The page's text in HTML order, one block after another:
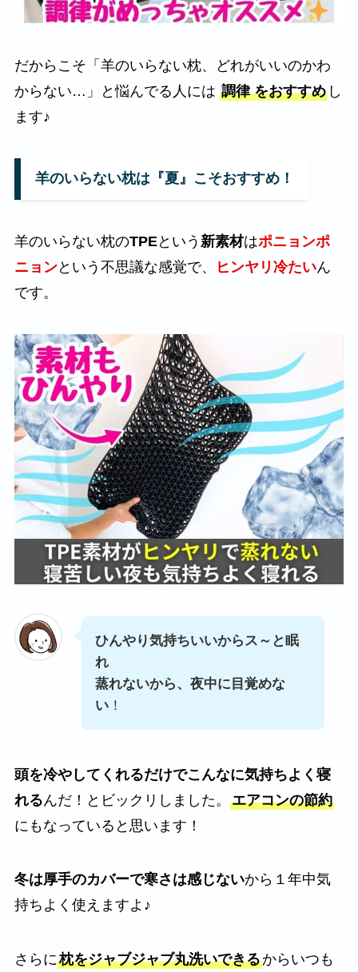
だからこそ「羊のいらない枕、どれがいいのかわ
からない…」と悩んでる人には 調律 をおすすめし
ます♪
羊のいらない枕は『夏』こそおすすめ！
羊のいらない枕のTPEという 新素材はポニョンポ
ニョンという不思議な感覚で、 ヒンヤリ冷たいん
です。
ひんやり気持ちいいからス～と眠
れ
蒸れないから、夜中に目覚めな
い！
頭を冷やしてくれるだけでこんなに気持ちよく寝
れるんだ！とビックリしました。 エアコンの節約
にもなっていると思います！
冬は厚手のカバーで寒さは感じないから１年中気
持ちよく使えますよ♪
さらに枕をジャブジャブ丸洗いできるからいつも